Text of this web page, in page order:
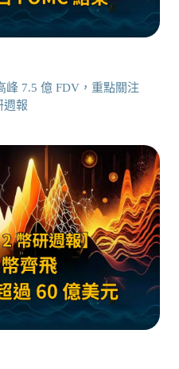
峰 7.5 億 FDV，重點關注
週報